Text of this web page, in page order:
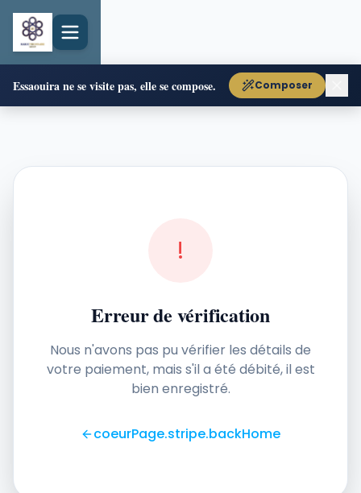
Essaouira ne se visite pas, elle se compose. Composer
!
Erreur de vérification
Nous n'avons pas pu vérifier les détails de
votre paiement, mais s'il a été débité, il est
bien enregistré.
coeurPage.stripe.backHome